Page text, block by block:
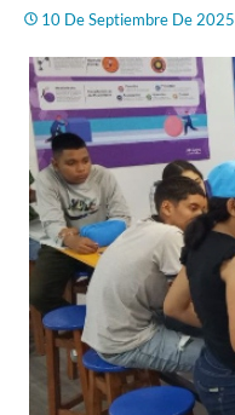
10 De Septiembre De 2025